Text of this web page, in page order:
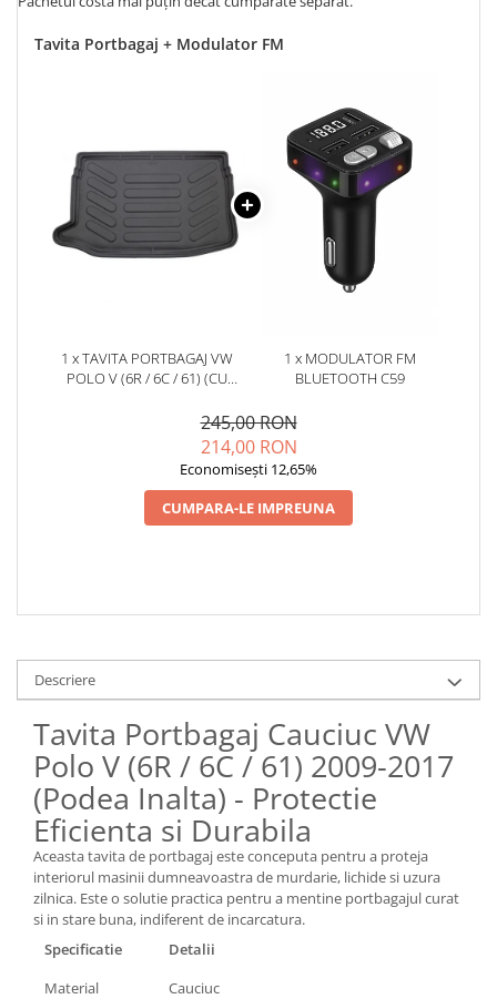
Tavita Portbagaj + Modulator FM
1 x TAVITA PORTBAGAJ VW
POLO V (6R / 6C / 61) (CU
1 x MODULATOR FM
BLUETOOTH C59
245,00 RON
214,00 RON
Economisești 12,65%
CUMPARA-LE IMPREUNA
Descriere
Tavita Portbagaj Cauciuc VW
Polo V (6R / 6C / 61) 2009-2017
(Podea Inalta) - Protectie
Eficienta si Durabila
Aceasta tavita de portbagaj este conceputa pentru a proteja
interiorul masinii dumneavoastra de murdarie, lichide si uzura
zilnica. Este o solutie practica pentru a mentine portbagajul curat
si in stare buna, indiferent de incarcatura.
Specificatie
Detalii
Material
Cauciuc